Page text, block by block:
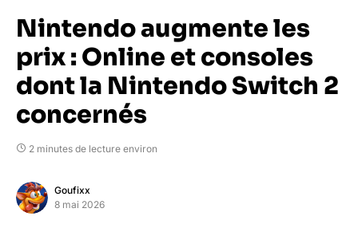
Nintendo augmente les
prix : Online et consoles
dont la Nintendo Switch 2
concernés
2 minutes de lecture environ
Goufixx
8 mai 2026